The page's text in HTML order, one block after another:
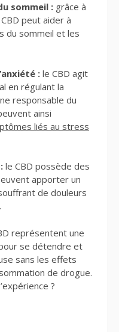
sommeil : grâce à
peut aider à
du sommeil et les
: le CBD agit
en régulant la
responsable du
ainsi
liés au stress
le CBD possède des
apporter un
de douleurs
représentent une
se détendre et
sans les effets
de drogue.
?